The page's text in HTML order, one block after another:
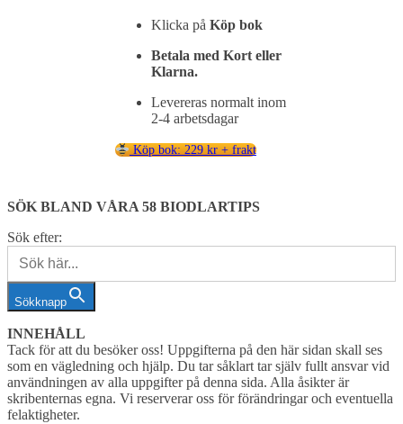
Klicka på Köp bok
Betala med Kort eller
Klarna.
Levereras normalt inom
2-4 arbetsdagar
Köp bok: 229 kr + frakt
SÖK BLAND VÅRA 58 BIODLARTIPS
Sök efter:
Sökknapp
INNEHÅLL
Tack för att du besöker oss! Uppgifterna på den här sidan skall ses
som en vägledning och hjälp. Du tar såklart tar själv fullt ansvar vid
användningen av alla uppgifter på denna sida. Alla åsikter är
skribenternas egna. Vi reserverar oss för förändringar och eventuella
felaktigheter.